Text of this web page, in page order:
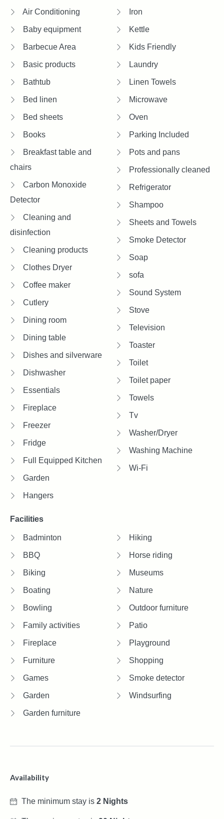
Air Conditioning
Baby equipment
Barbecue Area
Basic products
Bathtub
Bed linen
Bed sheets
Books
Breakfast table and
chairs
Carbon Monoxide
Detector
Cleaning and
disinfection
Cleaning products
Clothes Dryer
Coffee maker
Cutlery
Dining room
Dining table
Dishes and silverware
Dishwasher
Essentials
Fireplace
Freezer
Fridge
Full Equipped Kitchen
Garden
Hangers
Iron
Kettle
Kids Friendly
Laundry
Linen Towels
Microwave
Oven
Parking Included
Pots and pans
Professionally cleaned
Refrigerator
Shampoo
Sheets and Towels
Smoke Detector
Soap
sofa
Sound System
Stove
Television
Toaster
Toilet
Toilet paper
Towels
Tv
Washer/Dryer
Washing Machine
Wi-Fi
Facilities
Badminton
BBQ
Biking
Boating
Bowling
Family activities
Fireplace
Furniture
Games
Garden
Garden furniture
Hiking
Horse riding
Museums
Nature
Outdoor furniture
Patio
Playground
Shopping
Smoke detector
Windsurfing
Availability
The minimum stay is 2 Nights